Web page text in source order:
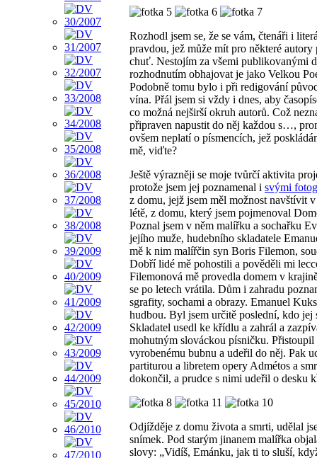
Rozhodl jsem se, že se vám, čtenáři i
pravdou, jež může mít pro některé
chuť. Nestojím za všemi publikovanými
rozhodnutím obhajovat je jako Velkou
Podobně tomu bylo i při redigování
vína. Přál jsem si vždy i dnes, aby
co možná nejširší okruh autorů. Což
připraven napustit do něj každou s…,
ovšem neplatí o písmencích, jež
mě, viďte?
Ještě výrazněji se moje tvůrčí aktivita
protože jsem jej poznamenal i svými
z domu, jejž jsem měl možnost navštívit
létě, z domu, který jsem pojmenoval
Poznal jsem v něm malířku a sochařku
jejího muže, hudebního skladatele
mě k nim malířčin syn Boris Filemon,
Dobří lidé mě pohostili a pověděli mi
Filemonová mě provedla domem v
se po letech vrátila. Dům i zahradu
sgrafity, sochami a obrazy. Emanuel
hudbou. Byl jsem určitě poslední, kdo jej
Skladatel usedl ke křídlu a zahrál a
mohutným slováckou písničku. Přistoupil
vyrobenému bubnu a udeřil do něj. Pak
partiturou a libretem opery Admétos a
dokončil, a prudce s nimi udeřil o desku
Odjížděje z domu života a smrti, udělal
snímek. Pod starým jinanem malířka
slovy: „Vidíš, Emánku, jak ti to sluší,